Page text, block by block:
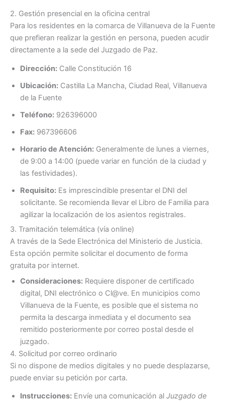
2. Gestión presencial en la oficina central
Para los residentes en la comarca de Villanueva de la Fuente
que prefieran realizar la gestión en persona, pueden acudir
directamente a la sede del Juzgado de Paz.
Dirección: Calle Constitución 16
Ubicación: Castilla La Mancha, Ciudad Real, Villanueva
de la Fuente
Teléfono: 926396000
Fax: 967396606
Horario de Atención: Generalmente de lunes a viernes,
de 9:00 a 14:00 (puede variar en función de la ciudad y
las festividades).
Requisito: Es imprescindible presentar el DNI del
solicitante. Se recomienda llevar el Libro de Familia para
agilizar la localización de los asientos registrales.
3. Tramitación telemática (vía online)
A través de la Sede Electrónica del Ministerio de Justicia.
Esta opción permite solicitar el documento de forma
gratuita por internet.
Consideraciones: Requiere disponer de certificado
digital, DNI electrónico o Cl@ve. En municipios como
Villanueva de la Fuente, es posible que el sistema no
permita la descarga inmediata y el documento sea
remitido posteriormente por correo postal desde el
juzgado.
4. Solicitud por correo ordinario
Si no dispone de medios digitales y no puede desplazarse,
puede enviar su petición por carta.
Instrucciones: Envíe una comunicación al Juzgado de